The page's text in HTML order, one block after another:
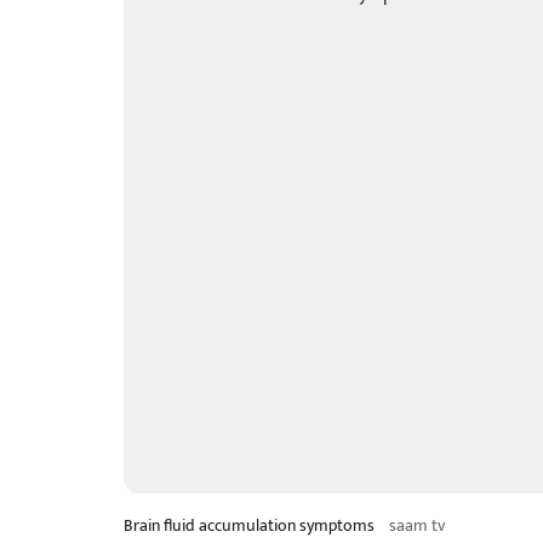
Brain fluid accumulation symptoms saam tv